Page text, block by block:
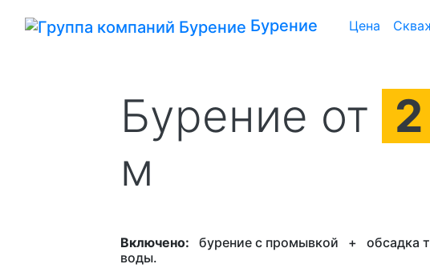
Бурение Цена
Бурение от 2
м
Включено: бурение с промывкой + обсадка
воды.